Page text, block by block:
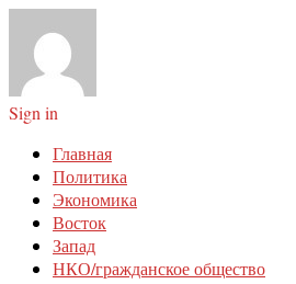
Sign in
Главная
Политика
Экономика
Восток
Запад
НКО/гражданское общество